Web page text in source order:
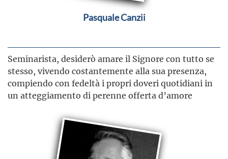
Pasquale Canzii
Seminarista, desiderò amare il Signore con tutto se
stesso, vivendo costantemente alla sua presenza,
compiendo con fedeltà i propri doveri quotidiani in
un atteggiamento di perenne offerta d’amore